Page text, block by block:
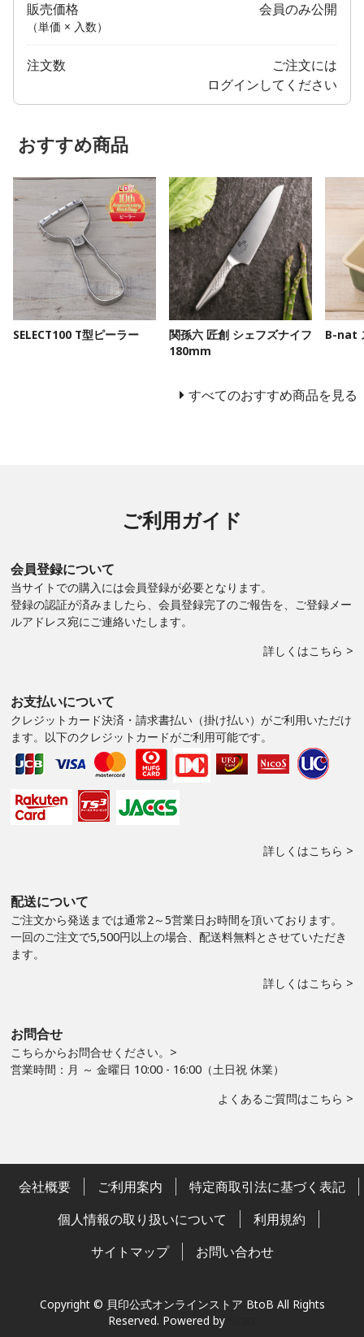
販売価格
（単価 × 入数）
会員のみ公開
注文数
ご注文には
ログインしてください
おすすめ商品
SELECT100 T型ピーラー
関孫六 匠創 シェフズナイフ
180mm
B-nat
すべてのおすすめ商品を見る
ご利用ガイド
会員登録について
当サイトでの購入には会員登録が必要となります。
登録の認証が済みましたら、会員登録完了のご報告を、ご登録メー
ルアドレス宛にご連絡いたします。
詳しくはこちら >
お支払いについて
クレジットカード決済・請求書払い（掛け払い）がご利用いただけ
ます。以下のクレジットカードがご利用可能です。
詳しくはこちら >
配送について
ご注文から発送までは通常2～5営業日お時間を頂いております。
一回のご注文で5,500円以上の場合、配送料無料とさせていただき
ます。
詳しくはこちら >
お問合せ
こちらからお問合せください。>
営業時間：月 ～ 金曜日 10:00 - 16:00（土日祝 休業）
よくあるご質問はこちら >
会社概要 ご利用案内
特定商取引法に基づく表記
個人情報の取り扱いについて
利用規約
サイトマップ
お問い合わせ
Copyright © 貝印公式オンラインストア BtoB All Rights
Reserved. Powered by